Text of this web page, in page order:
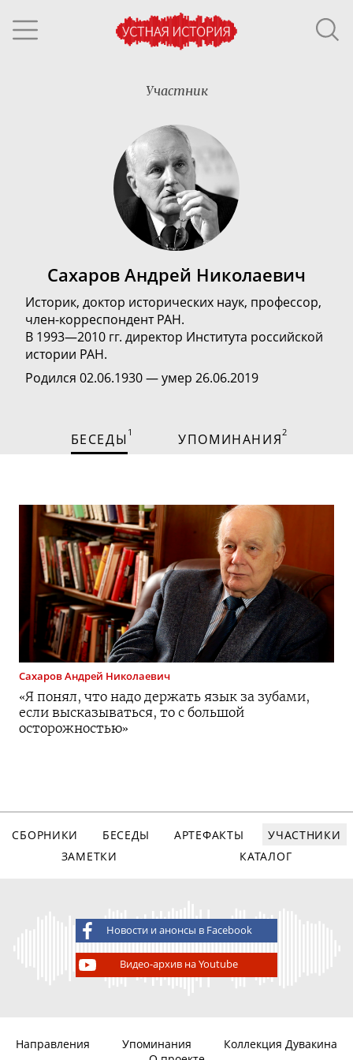
Участник
Сахаров Андрей Николаевич
Историк, доктор исторических наук, профессор,
член-корреспондентРАН.
В 1993—2010 гг. директор Института российской
истории РАН.
Родился 02.06.1930 — умер 26.06.2019
БЕСЕДЫ 1 УПОМИНАНИЯ2
СахаровАндрей Николаевич
«Я понял, что надо держать язык за зубами,
если высказываться, то с большой
осторожностью»
СБОРНИКИ БЕСЕДЫ АРТЕФАКТЫ
УЧАСТНИКИ
ЗАМЕТКИ
КАТАЛОГ
Новости и анонсы в Facebook
Видео-архив на Youtube
Направления Упоминания
Коллекция Дувакина